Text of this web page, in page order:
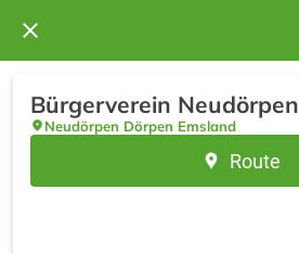
Bürgerverein Neudörpen
Neudörpen Dörpen Emsland
Route